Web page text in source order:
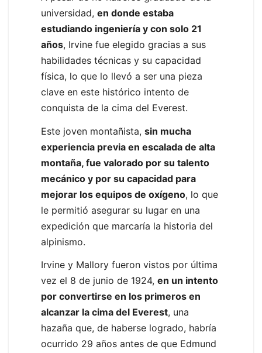
universidad, en donde estaba
estudiando ingeniería y con solo 21
años, Irvine fue elegido gracias a sus
habilidades técnicas y su capacidad
física, lo que lo llevó a ser una pieza
clave en este histórico intento de
conquista de la cima del Everest.
Este joven montañista, sin mucha
experiencia previa en escalada de alta
montaña, fue valorado por su talento
mecánico y por su capacidad para
mejorar los equipos de oxígeno, lo que
le permitió asegurar su lugar en una
expedición que marcaría la historia del
alpinismo.
Irvine y Mallory fueron vistos por última
vez el 8 de junio de 1924, en un intento
por convertirse en los primeros en
alcanzar la cima del Everest, una
hazaña que, de haberse logrado, habría
ocurrido 29 años antes de que Edmund